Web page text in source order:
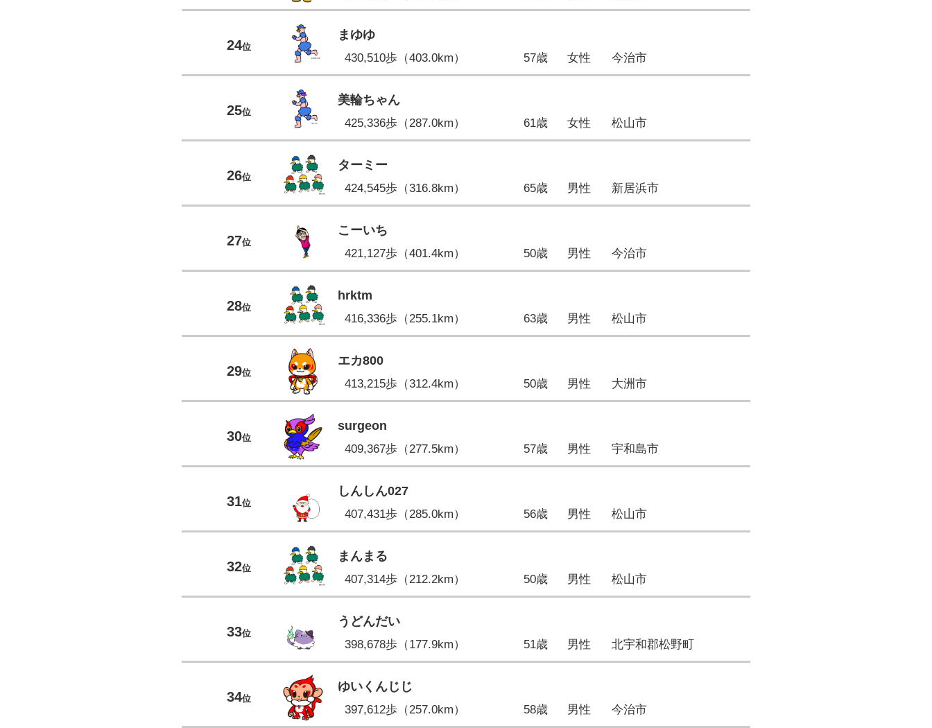
24位
まゆゆ
430,510歩（403.0km） 57歳 女性 今治市
25位
美輪ちゃん
425,336歩（287.0km） 61歳 女性 松山市
26位
ターミー
424,545歩（316.8km） 65歳 男性 新居浜市
27位
こーいち
421,127歩（401.4km） 50歳 男性 今治市
28位
hrktm
416,336歩（255.1km） 63歳 男性 松山市
29位
エカ800
413,215歩（312.4km） 50歳 男性 大洲市
30位
surgeon
409,367歩（277.5km） 57歳 男性 宇和島市
31位
しんしん027
407,431歩（285.0km） 56歳 男性 松山市
32位
まんまる
407,314歩（212.2km） 50歳 男性 松山市
33位
うどんだい
398,678歩（177.9km） 51歳 男性 北宇和郡松野町
34位
ゆいくんじじ
397,612歩（257.0km） 58歳 男性 今治市